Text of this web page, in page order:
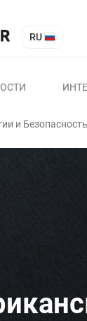
RU
и Безопасность